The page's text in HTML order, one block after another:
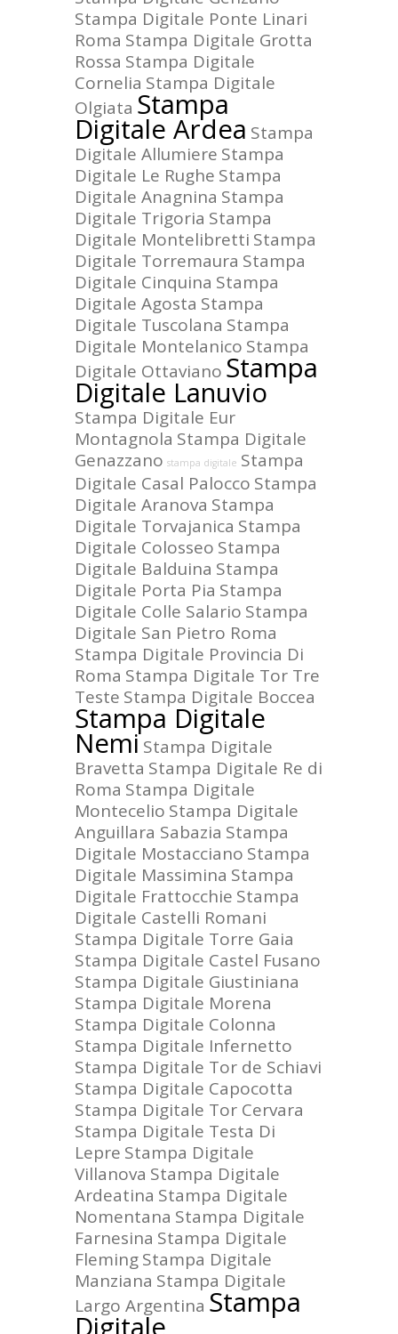
Stampa Digitale Ponte Linari
Roma Stampa Digitale Grotta
Rossa Stampa Digitale
Cornelia Stampa Digitale
Olgiata Stampa
Digitale Ardea Stampa
Digitale Allumiere Stampa
Digitale Le Rughe Stampa
Digitale Anagnina Stampa
Digitale Trigoria Stampa
Digitale Montelibretti Stampa
Digitale Torremaura Stampa
Digitale Cinquina Stampa
Digitale Agosta Stampa
Digitale Tuscolana Stampa
Digitale Montelanico Stampa
Digitale Ottaviano Stampa
Digitale Lanuvio
Stampa Digitale Eur
Montagnola Stampa Digitale
Genazzano stampa digitale Stampa
Digitale Casal Palocco Stampa
Digitale Aranova Stampa
Digitale Torvajanica Stampa
Digitale Colosseo Stampa
Digitale Balduina Stampa
Digitale Porta Pia Stampa
Digitale Colle Salario Stampa
Digitale San Pietro Roma
Stampa Digitale Provincia Di
Roma Stampa Digitale Tor Tre
Teste Stampa Digitale Boccea
Stampa Digitale
NemiStampa Digitale
Bravetta Stampa Digitale Re di
Roma Stampa Digitale
Montecelio Stampa Digitale
Anguillara Sabazia Stampa
Digitale Mostacciano Stampa
Digitale Massimina Stampa
Digitale Frattocchie Stampa
Digitale Castelli Romani
Stampa Digitale Torre Gaia
Stampa Digitale Castel Fusano
Stampa Digitale Giustiniana
Stampa Digitale Morena
Stampa Digitale Colonna
Stampa Digitale Infernetto
Stampa Digitale Tor de Schiavi
Stampa Digitale Capocotta
Stampa Digitale Tor Cervara
Stampa Digitale Testa Di
Lepre Stampa Digitale
Villanova Stampa Digitale
Ardeatina Stampa Digitale
Nomentana Stampa Digitale
Farnesina Stampa Digitale
FlemingStampa Digitale
Manziana Stampa Digitale
Largo Argentina Stampa
Digitale